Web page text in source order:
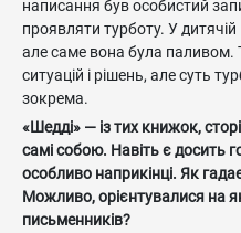
написання був особистий
проявляти турботу. У дитячій
але саме вона була паливом.
ситуацій і рішень, але суть
зокрема.
«Шедді» — із тих книжок,
самі собою. Навіть є досить
особливо наприкінці. Як
Можливо, орієнтувалися на
письменників?